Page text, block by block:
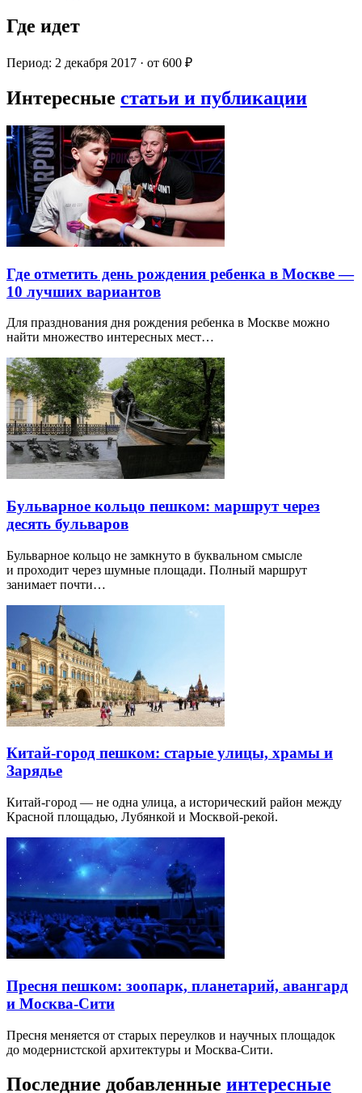
Где идет
Период: 2 декабря 2017 · от 600 ₽
Интересные статьи и публикации
Где отметить день рождения ребенка в Москве —
10 лучших вариантов
Для празднования дня рождения ребенка в Москве можно
найти множество интересных мест…
Бульварное кольцо пешком: маршрут через
десять бульваров
Бульварное кольцо не замкнуто в буквальном смысле
и проходит через шумные площади. Полный маршрут
занимает почти…
Китай-город пешком: старые улицы, храмы и
Зарядье
Китай-город — не одна улица, а исторический район между
Красной площадью, Лубянкой и Москвой-рекой.
Пресня пешком: зоопарк, планетарий, авангард
и Москва-Сити
Пресня меняется от старых переулков и научных площадок
до модернистской архитектуры и Москва-Сити.
Последние добавленные интересные